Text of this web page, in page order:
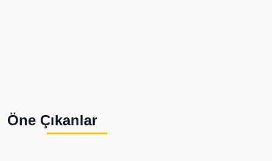
Öne Çıkanlar